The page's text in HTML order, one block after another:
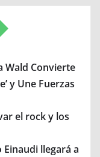
Wald Convierte
y Une Fuerzas
el rock y los
llegará a